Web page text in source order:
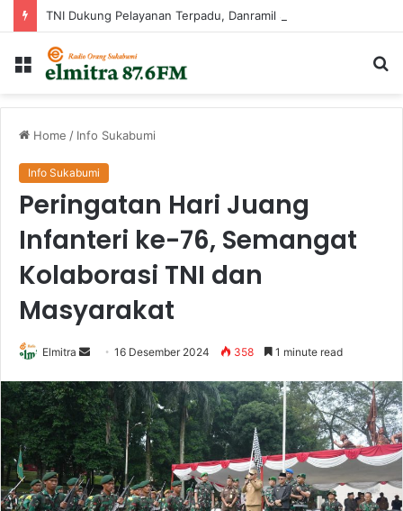
Menu
Home / Info Sukabumi
Info Sukabumi
Peringatan Hari Juang
Infanteri ke-76, Semangat
Kolaborasi TNI dan
Masyarakat
Elmitra
Send
email
16 Desember 2024 358 1 minute read